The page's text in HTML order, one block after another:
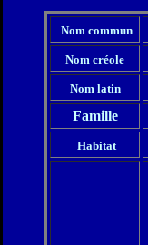
Nom commun
Nom créole
Nom latin
Famille
Habitat